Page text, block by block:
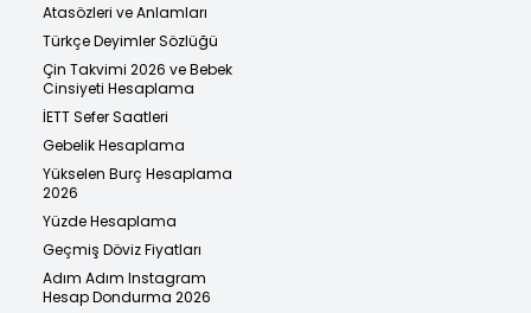
Atasözleri ve Anlamları
Türkçe Deyimler Sözlüğü
Çin Takvimi 2026 ve Bebek
Cinsiyeti Hesaplama
İETT Sefer Saatleri
Gebelik Hesaplama
Yükselen Burç Hesaplama
2026
Yüzde Hesaplama
Geçmiş Döviz Fiyatları
Adım Adım Instagram
Hesap Dondurma 2026